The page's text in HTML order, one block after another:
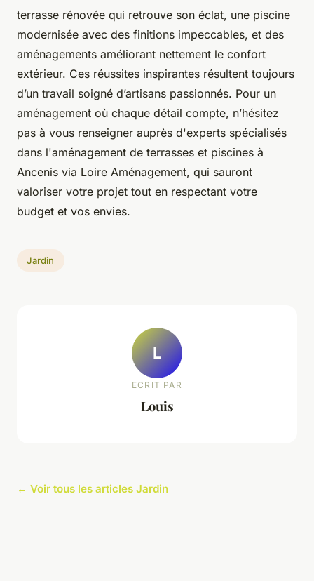
terrasse rénovée qui retrouve son éclat, une piscine
modernisée avec des finitions impeccables, et des
aménagements améliorant nettement le confort
extérieur. Ces réussites inspirantes résultent toujours
d’un travail soigné d’artisans passionnés. Pour un
aménagement où chaque détail compte, n’hésitez
pas à vous renseigner auprès d'experts spécialisés
dans l'aménagement de terrasses et piscines à
Ancenis via Loire Aménagement, qui sauront
valoriser votre projet tout en respectant votre
budget et vos envies.
Jardin
L
ECRIT PAR
Louis
← Voir tous les articles Jardin